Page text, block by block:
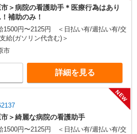
市＞病院の看護助手＊医療行為はあり
補助のみ！
1500円〜2125円 ＜日払い有/週払い有/交
給(ガソリン代含む)＞
市
詳細を見る
NEW
市＞綺麗な病院の看護助手
1500円〜2125円 ＜日払い有/週払い有/交